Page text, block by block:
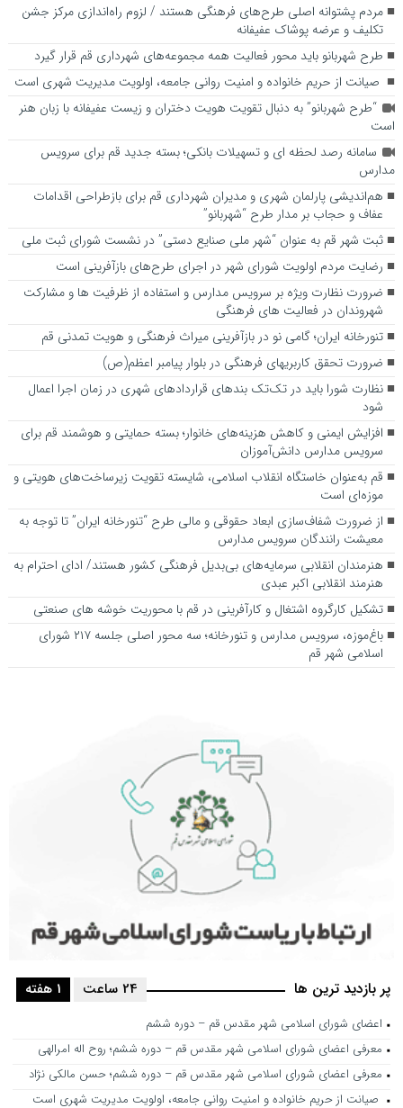
مردم پشتوانه اصلی طرح‌های فرهنگی هستند / لزوم راه‌اندازی مرکز جشن
تکلیف و عرضه پوشاک عفیفانه
طرح شهربانو باید محور فعالیت همه مجموعه‌های شهرداری قم قرار گیرد
صیانت از حریم خانواده و امنیت روانی جامعه، اولویت مدیریت شهری است
“طرح شهربانو” به دنبال تقویت هویت دختران و زیست عفیفانه با زبان هنر
است
سامانه رصد لحظه ای و تسهیلات بانکی؛ بسته جدید قم برای سرویس
مدارس
هم‌اندیشی پارلمان شهری و مدیران شهرداری قم برای بازطراحی اقدامات
عفاف و حجاب بر مدار طرح “شهربانو”
ثبت شهر قم به عنوان “شهر ملی صنایع دستی” در نشست شورای ثبت ملی
رضایت مردم اولویت شورای شهر در اجرای طرح‌های بازآفرینی است
ضرورت نظارت ویژه بر سرویس مدارس و استفاده از ظرفیت ها و مشارکت
شهروندان در فعالیت های فرهنگی
تنورخانه ایران؛ گامی نو در بازآفرینی میراث فرهنگی و هویت تمدنی قم
ضرورت تحقق کاربری­های فرهنگی در بلوار پیامبر اعظم(ص)
نظارت شورا باید در تک‌تک بندهای قراردادهای شهری در زمان اجرا اعمال
شود
افزایش ایمنی و کاهش هزینه‌های خانوار؛ بسته حمایتی و هوشمند قم برای
سرویس مدارس دانش‌آموزان
قم به‌عنوان خاستگاه انقلاب اسلامی، شایسته تقویت زیرساخت‌های هویتی و
موزه‌ای است
از ضرورت شفاف‌سازی ابعاد حقوقی و مالی طرح “تنورخانه ایران” تا توجه به
معیشت رانندگان سرویس مدارس
هنرمندان انقلابی سرمایه‌های بی‌بدیل فرهنگی کشور هستند/ ادای احترام به
هنرمند انقلابی اکبر عبدی
تشکیل کارگروه اشتغال و کارآفرینی در قم با محوریت خوشه های صنعتی
باغ‌موزه، سرویس مدارس و تنورخانه؛ سه محور اصلی جلسه ۲۱۷ شورای
اسلامی شهر قم
پر بازدید ترین ها 1 هفته 24 ساعت
اعضای شورای اسلامی شهر مقدس قم – دوره ششم
معرفی اعضای شورای اسلامی شهر مقدس قم – دوره ششم؛ روح اله امرالهی
معرفی اعضای شورای اسلامی شهر مقدس قم – دوره ششم؛ حسن مالکی نژاد
صیانت از حریم خانواده و امنیت روانی جامعه، اولویت مدیریت شهری است